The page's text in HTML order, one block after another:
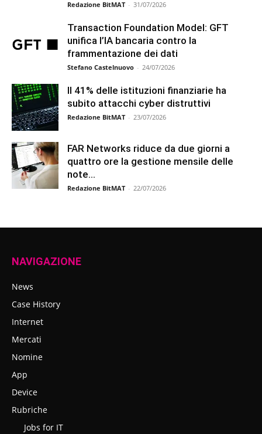
Redazione BitMAT - 31/07/2026
Transaction Foundation Model: GFT
unifica l’IA bancaria contro la
frammentazione dei dati
Stefano Castelnuovo - 24/07/2026
Il 41% delle istituzioni finanziarie ha
subito attacchi cyber distruttivi
Redazione BitMAT - 23/07/2026
FAR Networks riduce da due giorni a
quattro ore la gestione mensile delle
note...
Redazione BitMAT - 22/07/2026
NAVIGAZIONE
News
Case History
Internet
Mercati
Nomine
App
Device
Rubriche
Jobs for IT